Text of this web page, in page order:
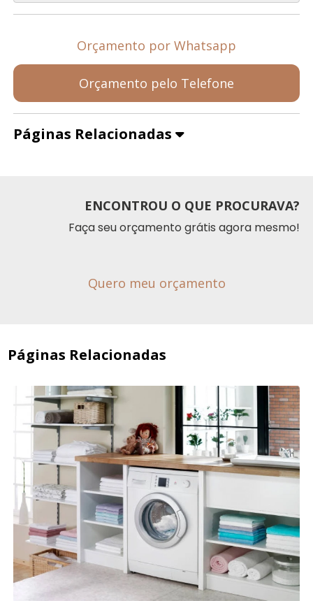
Orçamento por Whatsapp
Orçamento pelo Telefone
Páginas Relacionadas
ENCONTROU O QUE PROCURAVA?
Faça seu orçamento grátis agora mesmo!
Quero meu orçamento
Páginas Relacionadas